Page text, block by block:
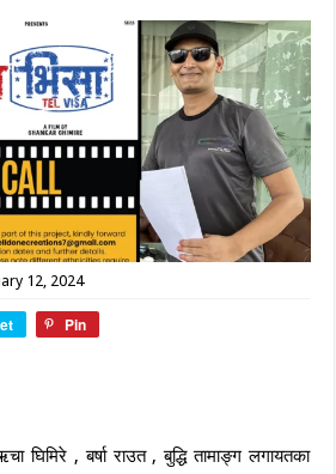
12, 2024
Pin
घिमिरे , बर्षा राउत , बुद्धि तामाङ्ग लगायतका